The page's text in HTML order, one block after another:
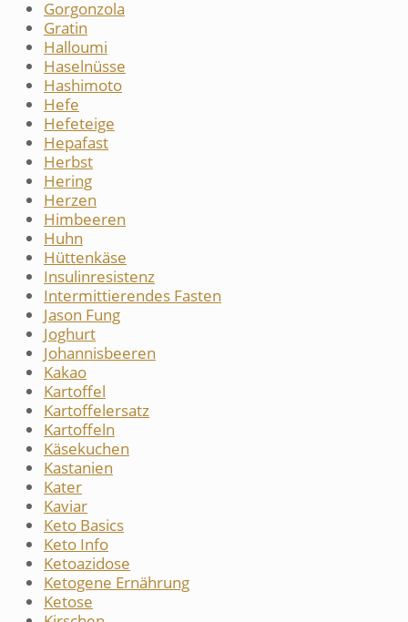
Gorgonzola
Gratin
Halloumi
Haselnüsse
Hashimoto
Hefe
Hefeteige
Hepafast
Herbst
Hering
Herzen
Himbeeren
Huhn
Hüttenkäse
Insulinresistenz
Intermittierendes Fasten
Jason Fung
Joghurt
Johannisbeeren
Kakao
Kartoffel
Kartoffelersatz
Kartoffeln
Käsekuchen
Kastanien
Kater
Kaviar
Keto Basics
Keto Info
Ketoazidose
Ketogene Ernährung
Ketose